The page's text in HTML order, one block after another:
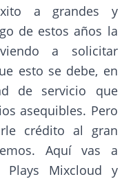
a grandes y
de estos años la
a solicitar
esto se debe, en
de servicio que
asequibles. Pero
crédito al gran
Aquí vas a
Plays Mixcloud y